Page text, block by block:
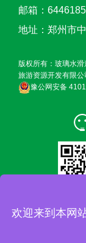
邮箱：
地址：郑州市
版权所有：玻璃水
旅游资源开发有限公
豫公网安备
欢迎来到本网